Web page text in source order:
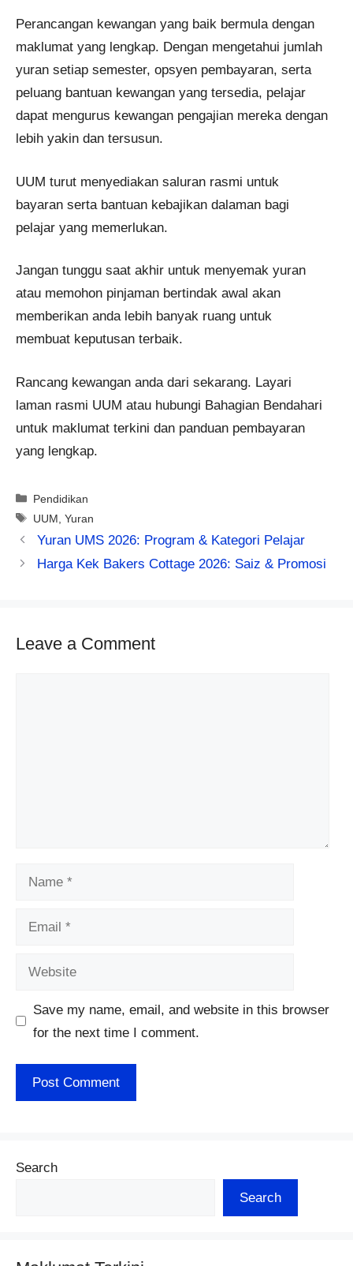
Perancangan kewangan yang baik bermula dengan
maklumat yang lengkap. Dengan mengetahui jumlah
yuran setiap semester, opsyen pembayaran, serta
peluang bantuan kewangan yang tersedia, pelajar
dapat mengurus kewangan pengajian mereka dengan
lebih yakin dan tersusun.
UUM turut menyediakan saluran rasmi untuk
bayaran serta bantuan kebajikan dalaman bagi
pelajar yang memerlukan.
Jangan tunggu saat akhir untuk menyemak yuran
atau memohon pinjaman bertindak awal akan
memberikan anda lebih banyak ruang untuk
membuat keputusan terbaik.
Rancang kewangan anda dari sekarang. Layari
laman rasmi UUM atau hubungi Bahagian Bendahari
untuk maklumat terkini dan panduan pembayaran
yang lengkap.
Categories
Pendidikan
Tags
UUM ,Yuran
Yuran UMS 2026: Program & Kategori Pelajar
Harga Kek Bakers Cottage 2026: Saiz & Promosi
Leave a Comment
Name
Email
Website
Save my name, email, and website in this browser
for the next time I comment.
Search
Search